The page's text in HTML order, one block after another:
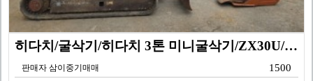
히다치/굴삭기/히다치 3톤 미니굴삭기/ZX30U/201…
판매자 삼이중기매매 1500